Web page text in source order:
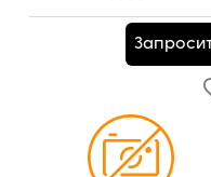
WZ
400*50*3,0/4,4/